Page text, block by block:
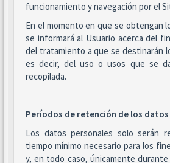
funcionamiento y navegación por el
En el momento en que se obtengan
se informará al Usuario acerca del
del tratamiento a que se destinarán
es decir, del uso o usos que se
recopilada.
Períodos de retención de los
Los datos personales solo serán
tiempo mínimo necesario para los
y, en todo caso, únicamente